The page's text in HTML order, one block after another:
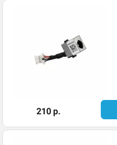
210 р.